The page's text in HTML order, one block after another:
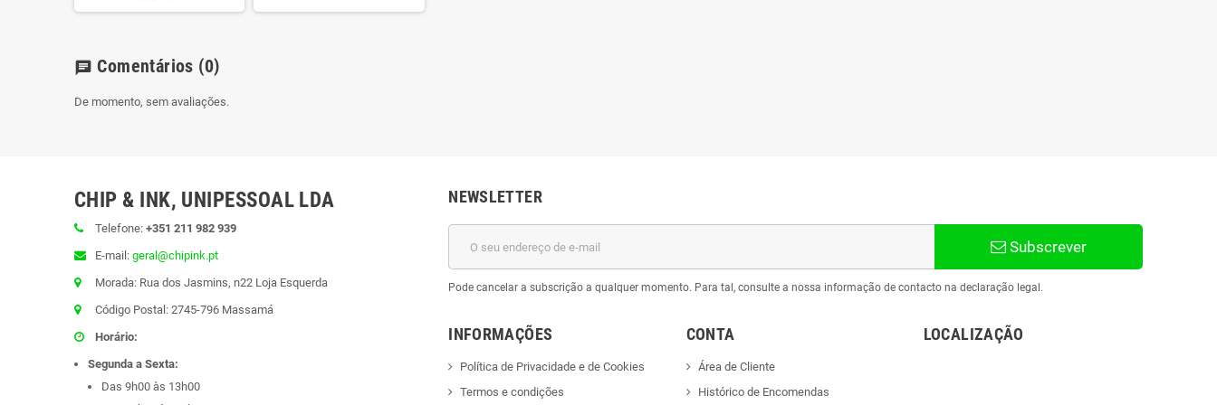
chat Comentários (0)
De momento, sem avaliações.
CHIP & INK, UNIPESSOAL LDA
Telefone: +351 211 982 939
E-mail: geral@chipink.pt
Morada: Rua dos Jasmins, n22 Loja Esquerda
Código Postal: 2745-796 Massamá
Horário:
Segunda a Sexta:
Das 9h00 às 13h00
NEWSLETTER
Subscrever
Pode cancelar a subscrição a qualquer momento. Para tal, consulte a nossa informação de contacto na declaração legal.
INFORMAÇÕES
Política de Privacidade e de Cookies
Termos e condições
CONTA
Área de Cliente
Histórico de Encomendas
LOCALIZAÇÃO